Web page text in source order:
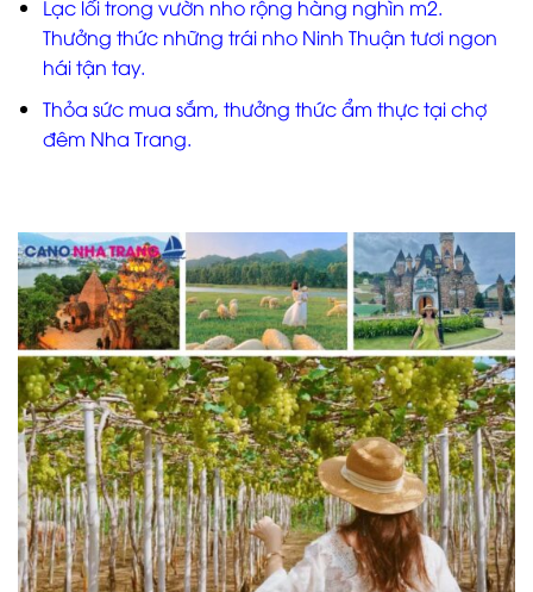
Lạc lối trong vườn nho rộng hàng nghìn m2.
Thưởng thức những trái nho Ninh Thuận tươi ngon
hái tận tay.
Thỏa sức mua sắm, thưởng thức ẩm thực tại chợ
đêm Nha Trang.